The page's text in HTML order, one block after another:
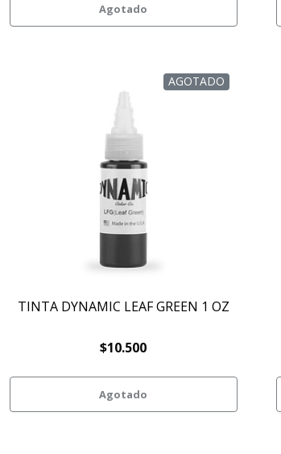
Agotado
AGOTADO
TINTA DYNAMIC LEAF GREEN 1 OZ
$10.500
Agotado